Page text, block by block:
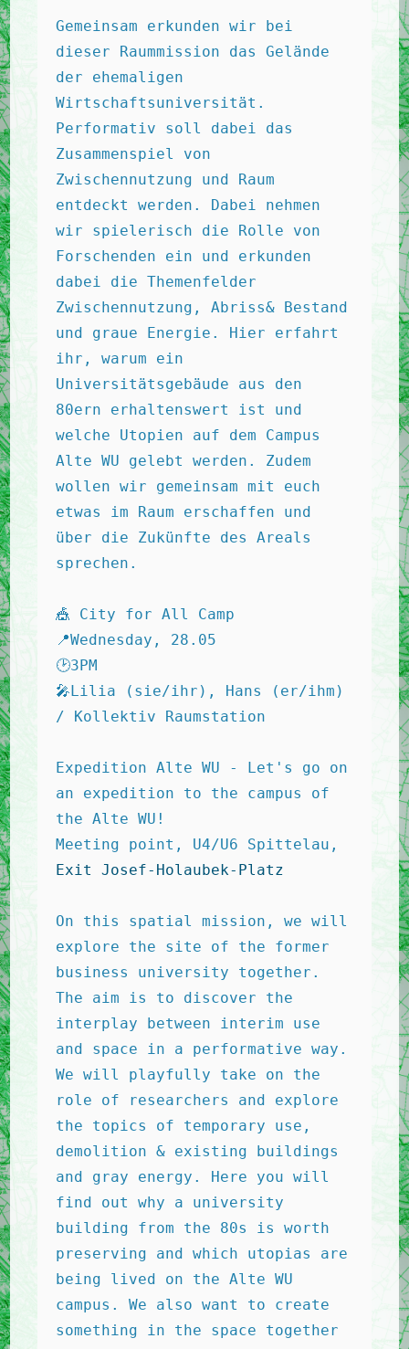
Gemeinsam erkunden wir bei
dieser Raummission das Gelände
der ehemaligen
Wirtschaftsuniversität.
Performativ soll dabei das
Zusammenspiel von
Zwischennutzung und Raum
entdeckt werden. Dabei nehmen
wir spielerisch die Rolle von
Forschenden ein und erkunden
dabei die Themenfelder
Zwischennutzung, Abriss& Bestand
und graue Energie. Hier erfahrt
ihr, warum ein
Universitätsgebäude aus den
80ern erhaltenswert ist und
welche Utopien auf dem Campus
Alte WU gelebt werden. Zudem
wollen wir gemeinsam mit euch
etwas im Raum erschaffen und
über die Zukünfte des Areals
sprechen.
🎪 City for All Camp
📍Wednesday, 28.05
🕑3PM
🎤Lilia (sie/ihr), Hans (er/ihm)
/ Kollektiv Raumstation
Expedition Alte WU - Let's go on
an expedition to the campus of
the Alte WU!
Exit Josef-Holaubek-Platz
On this spatial mission, we will
explore the site of the former
business university together.
The aim is to discover the
interplay between interim use
and space in a performative way.
We will playfully take on the
role of researchers and explore
the topics of temporary use,
demolition & existing buildings
and gray energy. Here you will
find out why a university
building from the 80s is worth
preserving and which utopias are
being lived on the Alte WU
campus. We also want to create
something in the space together